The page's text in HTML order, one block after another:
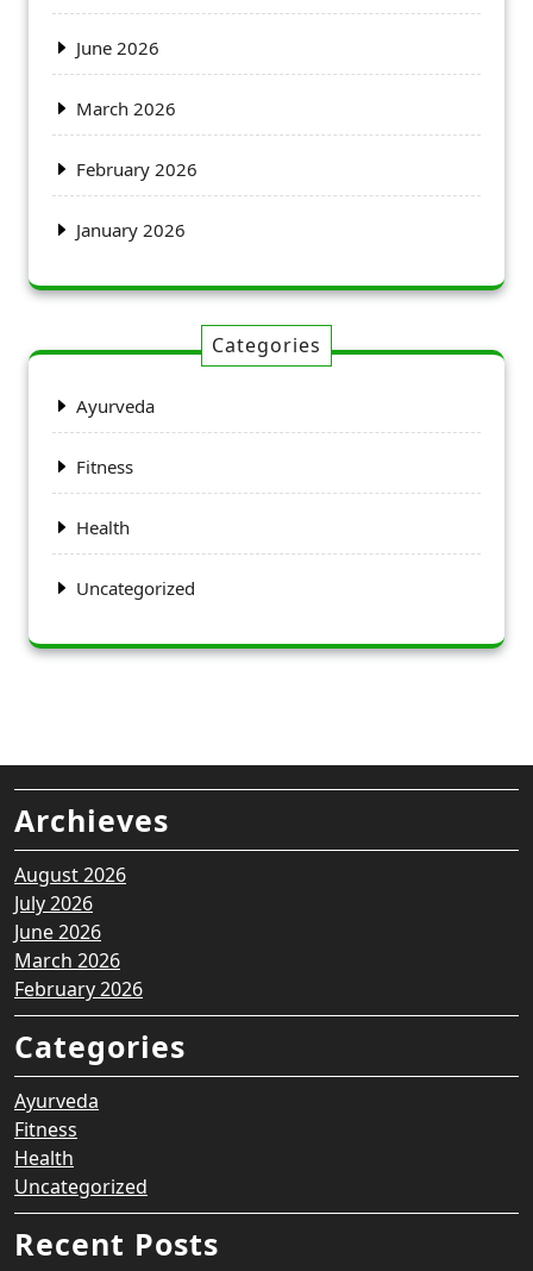
June 2026
March 2026
February 2026
January 2026
Categories
Ayurveda
Fitness
Health
Uncategorized
Archieves
August 2026
July 2026
June 2026
March 2026
February 2026
Categories
Ayurveda
Fitness
Health
Uncategorized
Recent Posts